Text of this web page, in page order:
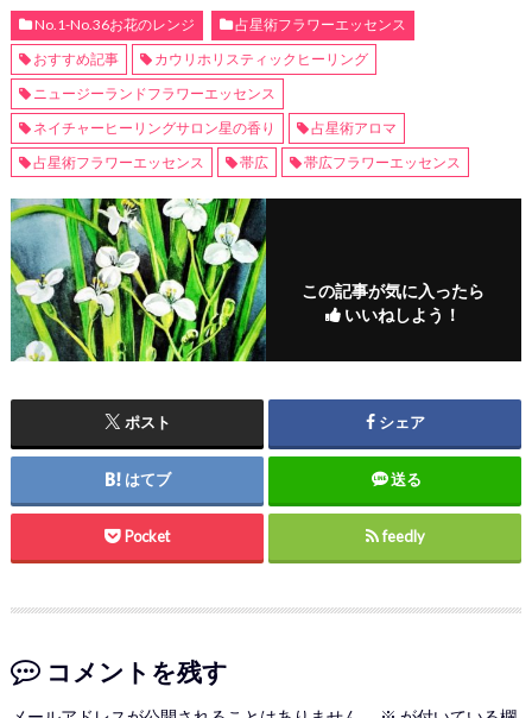
No.1-No.36お花のレンジ
占星術フラワーエッセンス
おすすめ記事
カウリホリスティックヒーリング
ニュージーランドフラワーエッセンス
ネイチャーヒーリングサロン星の香り
占星術アロマ
占星術フラワーエッセンス
帯広 帯広フラワーエッセンス
この記事が気に入ったら
いいねしよう！
ポスト シェア
はてブ 送る
Pocket feedly
コメントを残す